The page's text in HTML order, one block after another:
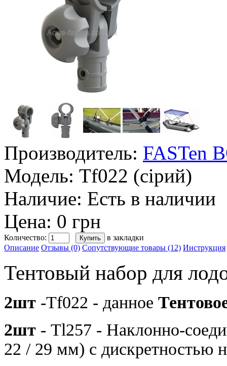
Производитель: FASTen
Модель: Tf022 (сірий)
Наличие: Есть в наличии
Цена: 0 грн
Количество:
в закладки
Описание Отзывы (0) Сопутствующие товары (12) Инструкция
Тентовый набор для
2шт -Tf022 - данное
2шт - Tl257 - Наклонно-
22 / 29 мм) с дискретностью